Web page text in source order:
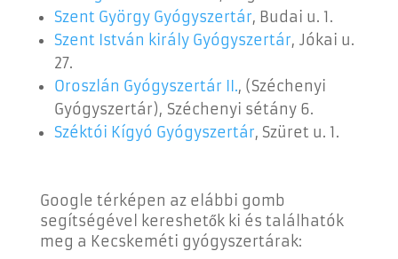
Szent György Gyógyszertár, Budai u. 1.
Szent István király Gyógyszertár, Jókai u.
27.
Oroszlán Gyógyszertár II., (Széchenyi
Gyógyszertár), Széchenyi sétány 6.
Széktói Kígyó Gyógyszertár, Szüret u. 1.
Google térképen az elábbi gomb
segítségével kereshetők ki és találhatók
meg a Kecskeméti gyógyszertárak: